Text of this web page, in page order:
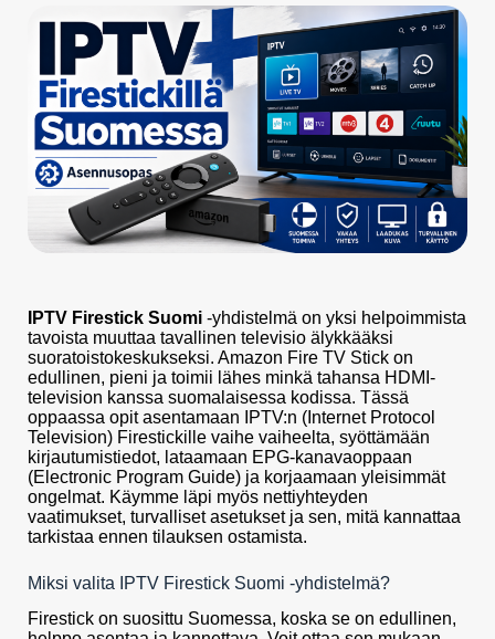
IPTV Firestick Suomi -yhdistelmä on yksi helpoimmista
tavoista muuttaa tavallinen televisio älykkääksi
suoratoistokeskukseksi. Amazon Fire TV Stick on
edullinen, pieni ja toimii lähes minkä tahansa HDMI-
television kanssa suomalaisessa kodissa. Tässä
oppaassa opit asentamaan IPTV:n (Internet Protocol
Television) Firestickille vaihe vaiheelta, syöttämään
kirjautumistiedot, lataamaan EPG-kanavaoppaan
(Electronic Program Guide) ja korjaamaan yleisimmät
ongelmat. Käymme läpi myös nettiyhteyden
vaatimukset, turvalliset asetukset ja sen, mitä kannattaa
tarkistaa ennen tilauksen ostamista.
Miksi valita IPTV Firestick Suomi -yhdistelmä?
Firestick on suosittu Suomessa, koska se on edullinen,